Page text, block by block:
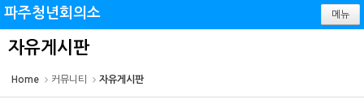
파주청년회의소 메뉴
자유게시판
Home 커뮤니티 자유게시판